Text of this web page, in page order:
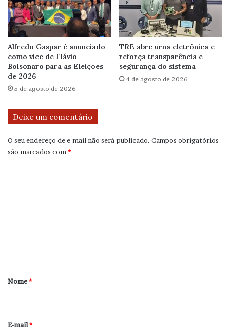
Alfredo Gaspar é anunciado
como vice de Flávio
Bolsonaro para as Eleições
de 2026
5 de agosto de 2026
TRE abre urna eletrônica e
reforça transparência e
segurança do sistema
4 de agosto de 2026
Deixe um comentário
O seu endereço de e-mail não será publicado. Campos obrigatórios
são marcados com*
r
*
Nome*
E-mail*